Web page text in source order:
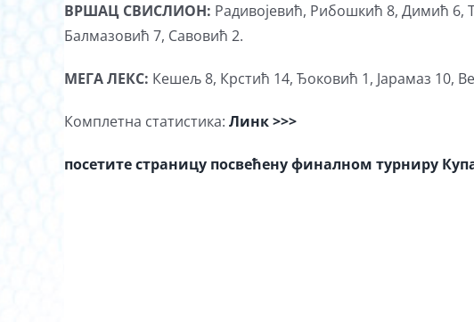
ВРШАЦ СВИСЛИОН: Радивојевић, Рибошкић 8, Димић 6,
Балмазовић 7, Савовић 2.
МЕГА ЛЕКС: Кешељ 8, Крстић 14, Ђоковић 1, Јарамаз 10,
Комплетна статистика: Линк >>>
посетите страницу посвећену финалном турниру